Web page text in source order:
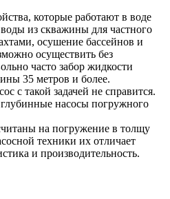
которые работают в воде
из скважины для частного
осушение бассейнов и
осуществить без
часто забор жидкости
35 метров и более.
с такой задачей не справится.
глубинные насосы погружного
на погружение в толщу
техники их отличает
и производительность.